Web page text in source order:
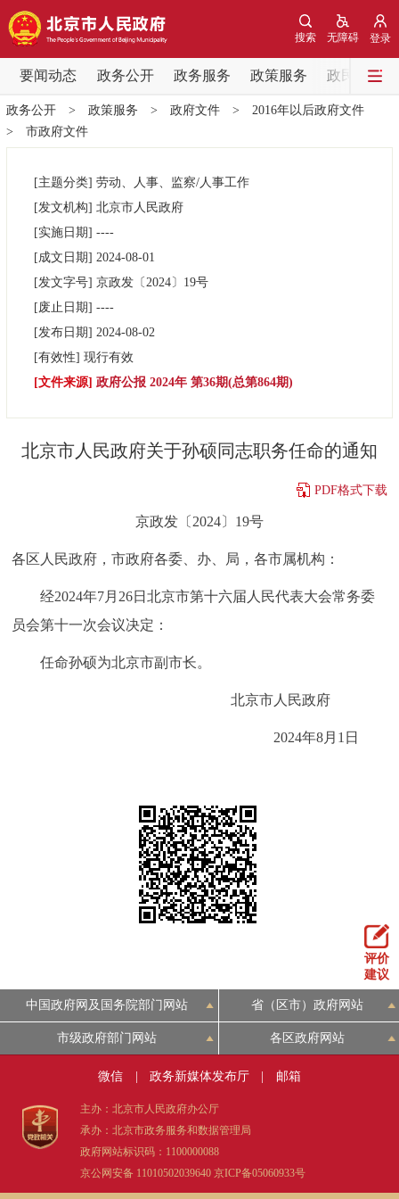
登录
无障碍
搜索
要闻动态 政务公开 政务服务 政策服务 政民互动
要闻动态
党中央精神 国务院信息 中央部委动态
各区热点
市领导
决策公开 专题公开
法人服务
便民服务 利企服务 投资项目
中介服务
政民互动
我要咨询 我要建议
十六区概览
图说北京
ENGLISH 한국어 日本語
ESPAÑOL العربية
ITALIANO
政务公开> 政策服务 > 政府文件> 2016年以后政府文件
> 市政府文件
[主题分类] 劳动、人事、监察/人事工作
[发文机构] 北京市人民政府
[实施日期] ----
[成文日期] 2024-08-01
[发文字号] 京政发〔2024〕 19号
[废止日期] ----
[发布日期] 2024-08-02
[有效性] 现行有效
[文件来源] 政府公报 2024年 第36期(总第864期)
北京市人民政府关于孙硕同志职务任命的通知
PDF格式下载
京政发〔2024〕19号
各区人民政府，市政府各委、办、局，各市属机构：
经2024年7月26日北京市第十六届人民代表大会常务委
员会第十一次会议决定：
任命孙硕为北京市副市长。
北京市人民政府
2024年8月1日
评价
建议
中国政府网及国务院部门网站 省（区市）政府网站
市级政府部门网站 各区政府网站
微信 政务新媒体发布厅 邮箱
主办：北京市人民政府办公厅
承办：北京市政务服务和数据管理局
政府网站标识码：1100000088
京公网安备 11010502039640 京ICP备05060933号